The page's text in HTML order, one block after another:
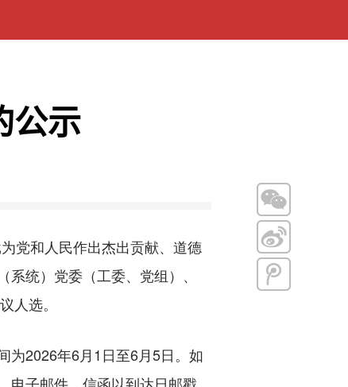
公示
党和人民作出杰出贡献、道德
统）党委（工委、党组）、
人选。
2026年6月1日至6月5日。如